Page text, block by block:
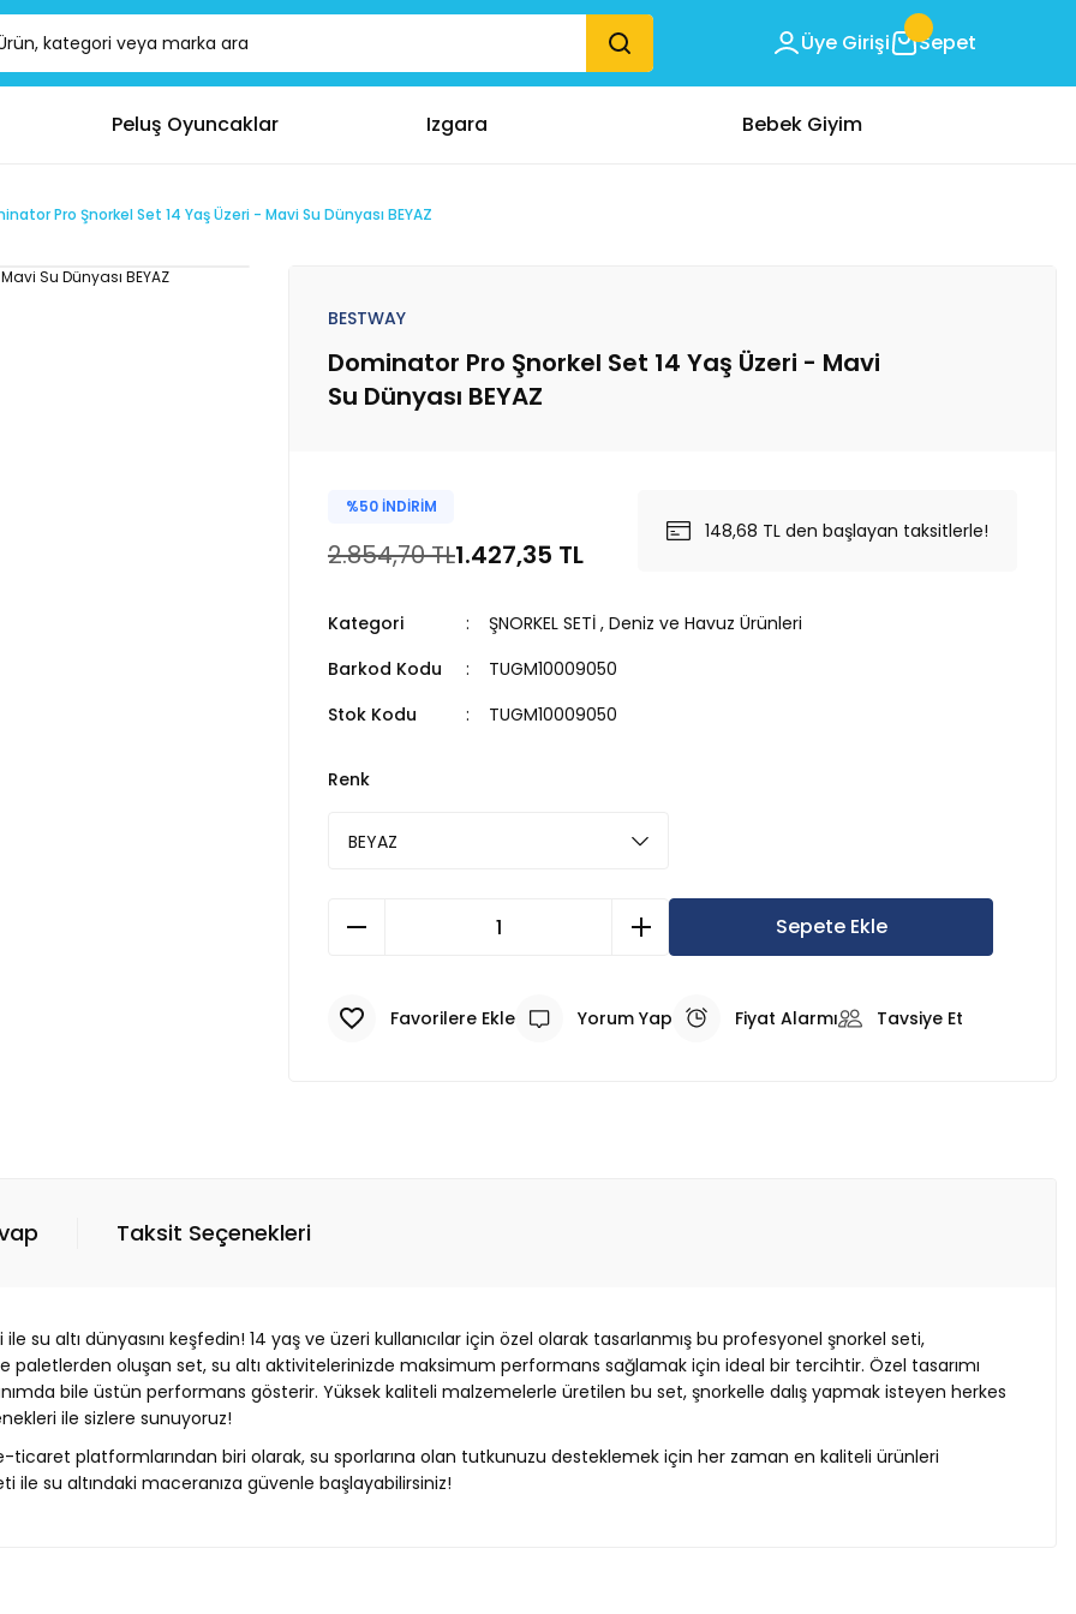
Üye Girişi Sepet
Peluş Oyuncaklar Izgara Bebek Giyim
Pro Şnorkel Set 14 Yaş Üzeri - Mavi Su Dünyası BEYAZ
BESTWAY
Dominator Pro Şnorkel Set 14 Yaş Üzeri - Mavi
Su Dünyası BEYAZ
%50 İNDİRİM
2.854,70 TL1.427,35 TL
148,68 TL den başlayan taksitlerle!
Kategori ŞNORKEL SETİ , Deniz ve Havuz Ürünleri
Barkod Kodu
TUGM10009050
Stok Kodu
TUGM10009050
Renk
Sepete Ekle
Yorum Yap Fiyat Alarmı Tavsiye Et
Taksit Seçenekleri
su altı dünyasını keşfedin! 14 yaş ve üzeri kullanıcılar için özel olarak tasarlanmış bu profesyonel şnorkel seti,
ve paletlerden oluşan set, su altı aktivitelerinizde maksimum performans sağlamak için ideal bir tercihtir. Özel tasarımı
bile üstün performans gösterir. Yüksek kaliteli malzemelerle üretilen bu set, şnorkelle dalış yapmak isteyen herkes
ile sizlere sunuyoruz!
ticaret platformlarından biri olarak, su sporlarına olan tutkunuzu desteklemek için her zaman en kaliteli ürünleri
ile su altındaki maceranıza güvenle başlayabilirsiniz!